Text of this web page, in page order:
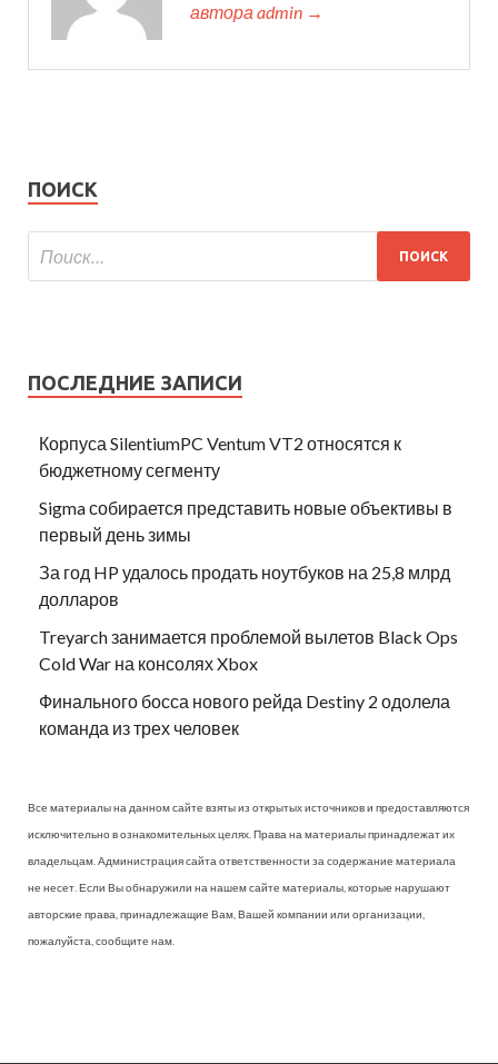
автора admin →
ПОИСК
ПОСЛЕДНИЕ ЗАПИСИ
Корпуса SilentiumPC Ventum VT2 относятся к
бюджетному сегменту
Sigma собирается представить новые объективы в
первый день зимы
За год HP удалось продать ноутбуков на 25,8 млрд
долларов
Treyarch занимается проблемой вылетов Black Ops
Cold War на консолях Xbox
Финального босса нового рейда Destiny 2 одолела
команда из трех человек
Все материалы на данном сайте взяты из открытых источников и предоставляются
исключительно в ознакомительных целях. Права на материалы принадлежат их
владельцам. Администрация сайта ответственности за содержание материала
не несет. Если Вы обнаружили на нашем сайте материалы, которые нарушают
авторские права, принадлежащие Вам, Вашей компании или организации,
пожалуйста, сообщите нам.